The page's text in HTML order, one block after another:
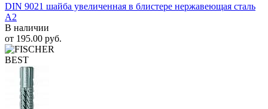
DIN 9021 шайба увеличенная в блистере нержавеющая сталь
A2
В наличии
от 195.00 руб.
BEST